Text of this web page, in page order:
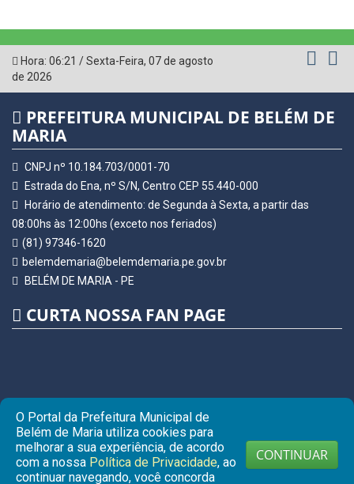
Hora: 06:21 /Sexta-Feira, 07 de agosto
de 2026
PREFEITURA MUNICIPAL DE BELÉM DE
MARIA
CNPJ nº 10.184.703/0001-70
Estrada do Ena, nº S/N, Centro CEP 55.440-000
Horário de atendimento: de Segunda à Sexta, a partir das
08:00hs às 12:00hs (exceto nos feriados)
(81) 97346-1620
belemdemaria@belemdemaria.pe.gov.br
BELÉM DE MARIA - PE
CURTA NOSSA FAN PAGE
O Portal da Prefeitura Municipal de
Belém de Maria utiliza cookies para
melhorar a sua experiência, de acordo
com a nossa Política de Privacidade, ao
continuar navegando, você concorda
CONTINUAR